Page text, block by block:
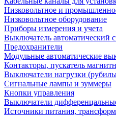
Низковольтное и
Низковольтное оборудование
Приборы измерения и учета
Выключатель автоматический
Предохранители
Модульные автоматические
Контакторы, пускатель
Выключатели нагрузки
Сигнальные лампы и зуммеры
Кнопки управления
Выключатели
Источники питания,